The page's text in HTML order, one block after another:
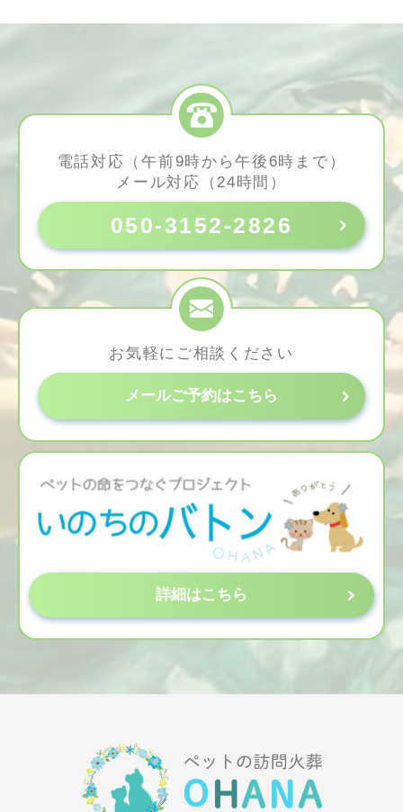
電話対応（午前9時から午後6時まで）
メール対応（24時間）
050-3152-2826
お気軽にご相談ください
メールご予約はこちら
詳細はこちら